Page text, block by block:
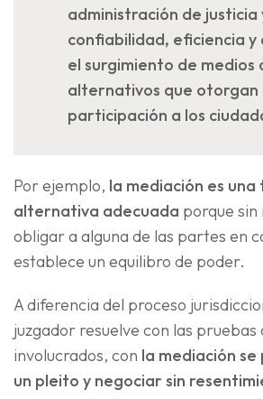
administración de justicia
confiabilidad, eficiencia y
el surgimiento de medios
alternativos que otorgan
participación a los
Por ejemplo, la mediación es una
alternativa adecuada porque sin
obligar a alguna de las partes en
establece un equilibro de poder.
A diferencia del proceso
juzgador resuelve con las
involucrados, con la mediación
un pleito y negociar sin